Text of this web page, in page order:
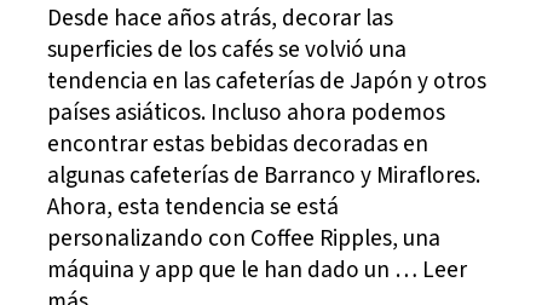
Desde hace años atrás, decorar las
superficies de los cafés se volvió una
tendencia en las cafeterías de Japón y otros
países asiáticos. Incluso ahora podemos
encontrar estas bebidas decoradas en
algunas cafeterías de Barranco y Miraflores.
Ahora, esta tendencia se está
personalizando con Coffee Ripples, una
máquina y app que le han dado un … Leer